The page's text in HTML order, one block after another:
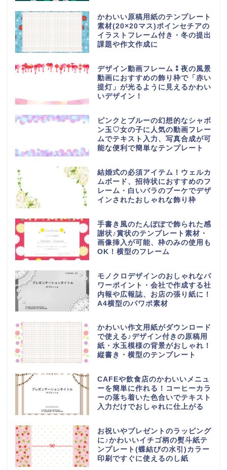
かわいい原稿用紙のテンプレート
素材(20×20マス)ポインセチアの
イラストフレーム付き・冬の提出
課題や作文作成に
デザイン動画フレーム⁑夜の風景
動画におすすめの飾り枠で「赤い
提灯」が光るように見えるかわい
いデザイン！
ピンクとブルーの幻想的なシャボ
ン玉♡女の子に人気の動画フレー
ムでテキスト入力、写真合成が可
能な便利で簡単なテンプレート
結婚式の必須アイテム！ウェルカ
ムボード、招待状におすすめのフ
レーム・白いバラのブーケでデザ
インされたおしゃれな飾り枠
手書き風のたんぽぽで飾られた感
謝状♪賞状のテンプレート素材・
画像挿入が可能、枠のみの使用も
OK！横型のフレーム
モノクロデザインのおしゃれなパ
ワーポイント・会社で作成する社
内報や広報誌、お店の張り紙に！
A4横型のパワポ素材
かわいい作文用紙がダウンロード
で使える♪デザイン付きの原稿用
紙・水玉模様の背景がおしゃれ！
縦書き・横型のテンプレート
CAFEや飲食店のかわいいメニュ
ーを簡単に作れる！コーヒーカラ
ーの落ち着いた色合いでテキスト
入力だけでおしゃれに仕上がる
お祝いやプレゼントのラッピング
に♪かわいいイチゴ柄の熨斗紙テ
ンプレート(蝶結びの水引)カラー
印刷ですぐに使えるのし紙